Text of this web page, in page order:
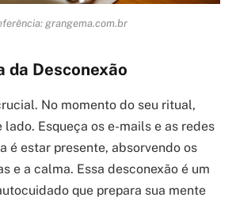
grangema.com.br
da Desconexão
No momento do seu ritual,
Esqueça os e-mails e as redes
é estar presente, absorvendo os
e a calma. Essa desconexão é um
que prepara sua mente